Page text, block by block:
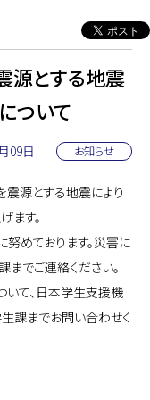
源とする地震
ついて
09日 お知らせ
源とする地震により
ます。
めております。災害に
でご連絡ください。
いて、日本学生支援機
課までお問い合わせく